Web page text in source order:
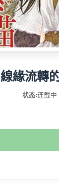
線緣流轉
状态:连载中